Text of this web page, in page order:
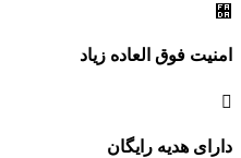
امنیت فوق العاده زیاد
دارای هدیه رایگان